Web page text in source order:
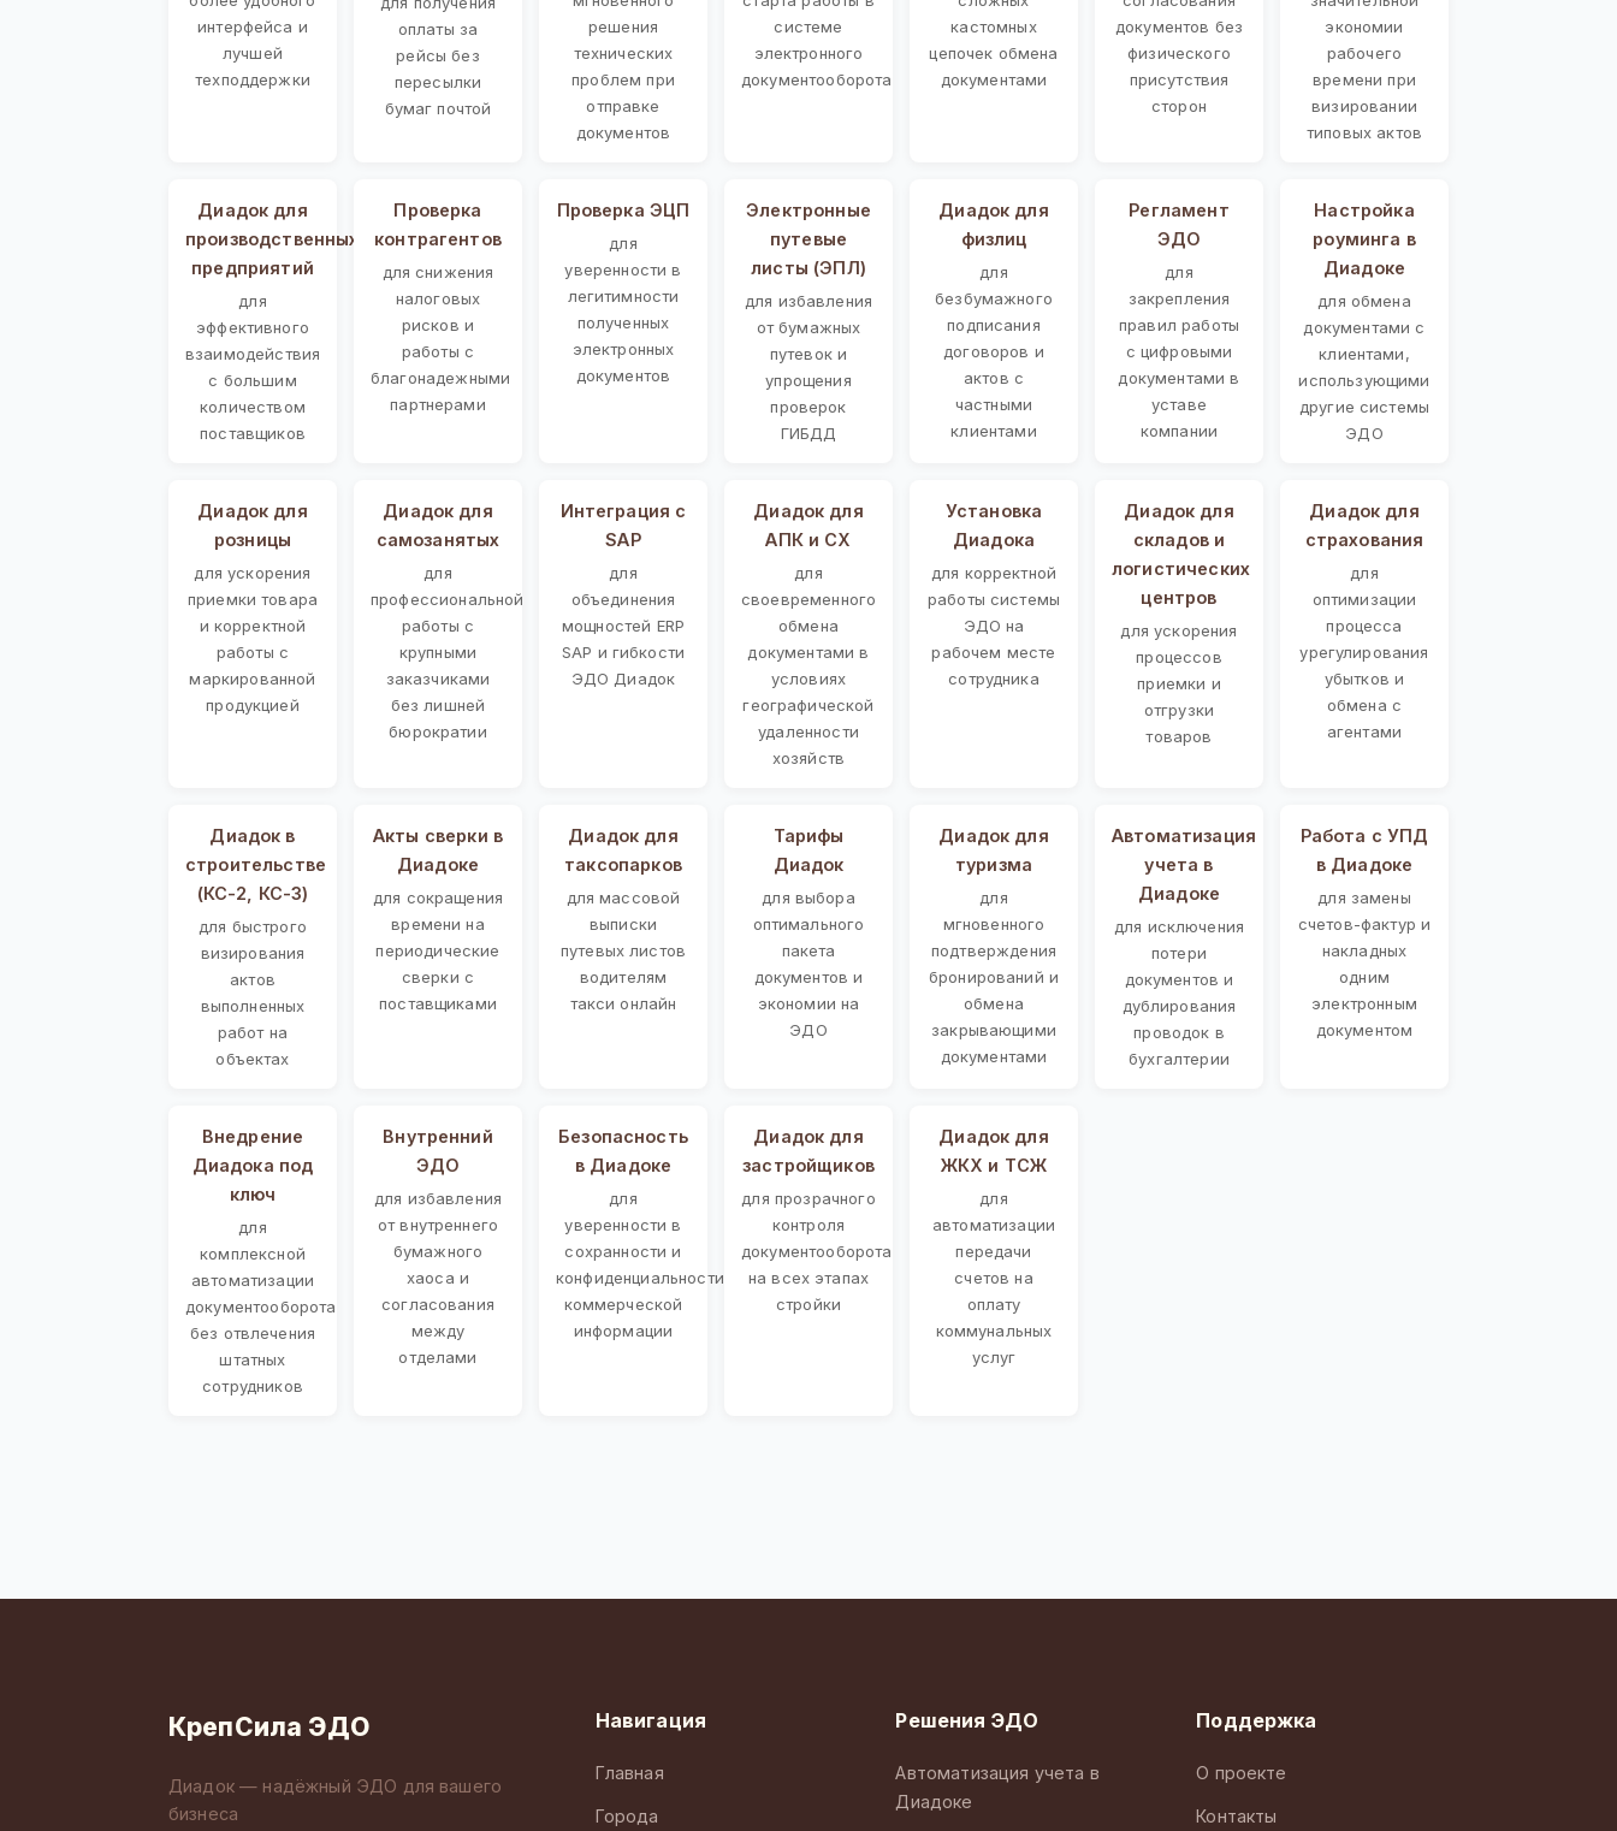
интерфейса и
лучшей
техподдержки
оплаты за
рейсы без
пересылки
бумаг почтой
решения
технических
проблем при
отправке
документов
системе
электронного
документооборота
кастомных
цепочек обмена
документами
документов без
физического
присутствия
сторон
экономии
рабочего
времени при
визировании
типовых актов
Диадок для
производственных
предприятий
для
эффективного
взаимодействия
с большим
количеством
поставщиков
Проверка
контрагентов
для снижения
налоговых
рисков и
работы с
благонадежными
партнерами
Проверка ЭЦП
для
уверенности в
легитимности
полученных
электронных
документов
Электронные
путевые
листы (ЭПЛ)
для избавления
от бумажных
путевок и
упрощения
проверок
ГИБДД
Диадок для
физлиц
для
безбумажного
подписания
договоров и
актов с
частными
клиентами
Регламент
ЭДО
для
закрепления
правил работы
с цифровыми
документами в
уставе
компании
Настройка
роуминга в
Диадоке
для обмена
документами с
клиентами,
использующими
другие системы
ЭДО
Диадок для
розницы
для ускорения
приемки товара
и корректной
работы с
маркированной
продукцией
Диадок для
самозанятых
для
профессиональной
работы с
крупными
заказчиками
без лишней
бюрократии
Интеграция с
SAP
для
объединения
мощностей ERP
SAP и гибкости
ЭДО Диадок
Диадок для
АПК и СХ
для
своевременного
обмена
документами в
условиях
географической
удаленности
хозяйств
Установка
Диадока
для корректной
работы системы
ЭДО на
рабочем месте
сотрудника
Диадок для
складов и
логистических
центров
для ускорения
процессов
приемки и
отгрузки
товаров
Диадок для
страхования
для
оптимизации
процесса
урегулирования
убытков и
обмена с
агентами
Диадок в
строительстве
(КС-2, КС-3)
для быстрого
визирования
актов
выполненных
работ на
объектах
Акты сверки в
Диадоке
для сокращения
времени на
периодические
сверки с
поставщиками
Диадок для
таксопарков
для массовой
выписки
путевых листов
водителям
такси онлайн
Тарифы
Диадок
для выбора
оптимального
пакета
документов и
экономии на
ЭДО
Диадок для
туризма
для
мгновенного
подтверждения
бронирований и
обмена
закрывающими
документами
Автоматизация
учета в
Диадоке
для исключения
потери
документов и
дублирования
проводок в
бухгалтерии
Работа с УПД
в Диадоке
для замены
счетов-фактур и
накладных
одним
электронным
документом
Внедрение
Диадока под
ключ
для
комплексной
автоматизации
документооборота
без отвлечения
штатных
сотрудников
Внутренний
ЭДО
для избавления
от внутреннего
бумажного
хаоса и
согласования
между
отделами
Безопасность
в Диадоке
для
уверенности в
сохранности и
конфиденциальности
коммерческой
информации
Диадок для
застройщиков
для прозрачного
контроля
документооборота
на всех этапах
стройки
Диадок для
ЖКХ и ТСЖ
для
автоматизации
передачи
счетов на
оплату
коммунальных
услуг
КрепСила ЭДО
Диадок — надёжный ЭДО для вашего
бизнеса
Навигация
Главная
Города
Решения ЭДО
Автоматизация учета в
Диадоке
Поддержка
О проекте
Контакты